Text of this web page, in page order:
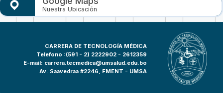
Nuestra Ubicación
CARRERA DE TECNOLOGÍA MÉDICA
Telefono :(591 - 2) 2222902 - 2612359
E-mail: carrera.tecmedica@umsalud.edu.bo
Av. Saavedraa #2246, FMENT - UMSA